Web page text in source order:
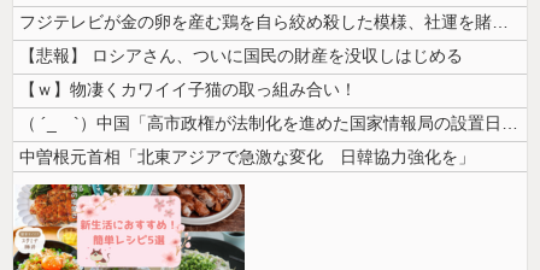
フジテレビが金の卵を産む鶏を自ら絞め殺した模様、社運を賭けたドル箱コン...
【悲報】 ロシアさん、ついに国民の財産を没収しはじめる
【ｗ】物凄くカワイイ子猫の取っ組み合い！
（ ´_ゝ`）中国「高市政権が法制化を進めた国家情報局の設置日が7月3...
中曽根元首相「北東アジアで急激な変化 日韓協力強化を」